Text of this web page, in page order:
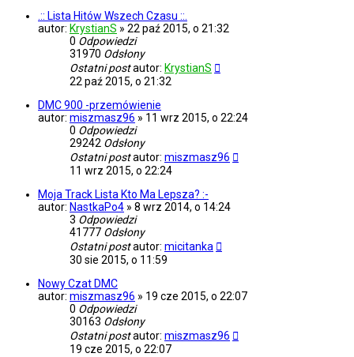
.:: Lista Hitów Wszech Czasu ::.
autor: KrystianS » 22 paź 2015, o 21:32
0 Odpowiedzi
31970 Odsłony
Ostatni postautor: KrystianS
22 paź 2015, o 21:32
DMC 900 -przemówienie
autor: miszmasz96 » 11 wrz 2015, o 22:24
0 Odpowiedzi
29242 Odsłony
Ostatni postautor: miszmasz96
11 wrz 2015, o 22:24
Moja Track Lista Kto Ma Lepsza? :-
autor: NastkaPo4 » 8 wrz 2014, o 14:24
3 Odpowiedzi
41777 Odsłony
Ostatni postautor: micitanka
30 sie 2015, o 11:59
Nowy Czat DMC
autor: miszmasz96 » 19 cze 2015, o 22:07
0 Odpowiedzi
30163 Odsłony
Ostatni postautor: miszmasz96
19 cze 2015, o 22:07